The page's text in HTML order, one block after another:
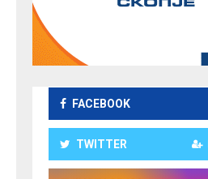
FACEBOOK
TWITTER